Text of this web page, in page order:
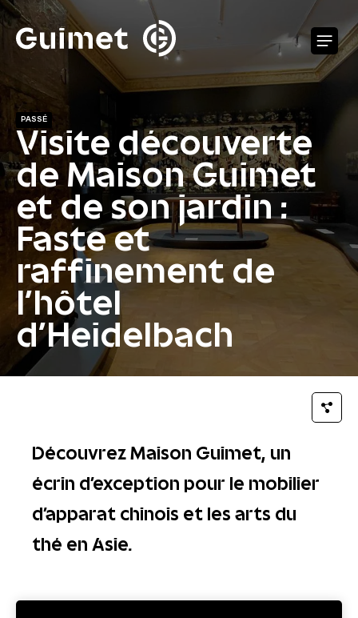
PASSÉ
Visite découverte
de Maison Guimet
et de son jardin :
Faste et
raffinement de
l’hôtel
d’Heidelbach
Découvrez Maison Guimet, un
écrin d'exception pour le mobilier
d'apparat chinois et les arts du
thé en Asie.
Panneau de gestion des cookies